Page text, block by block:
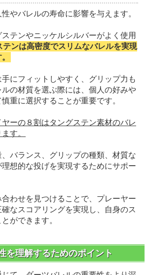
やバレルの寿命に影響を与えます。
テンやニッケルシルバーがよく使用
テンは高密度でスリムなバレルを実現
にフィットしやすく、グリップ力も
の材質を選ぶ際には、個人の好みや
重に選択することが重要です。
ーの８割はタングステン素材のバレ
す。
バランス、グリップの種類、材質な
想的な投げを実現するためにサポー
わせを見つけることで、プレーヤー
なスコアリングを実現し、自身のス
ができます。
を理解するためのポイント